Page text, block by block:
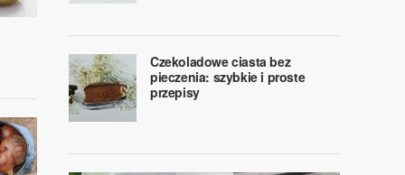
Czekoladowe ciasta bez
pieczenia: szybkie i proste
przepisy